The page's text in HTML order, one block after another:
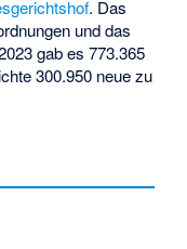
. Das
und das
gab es 773.365
300.950 neue zu